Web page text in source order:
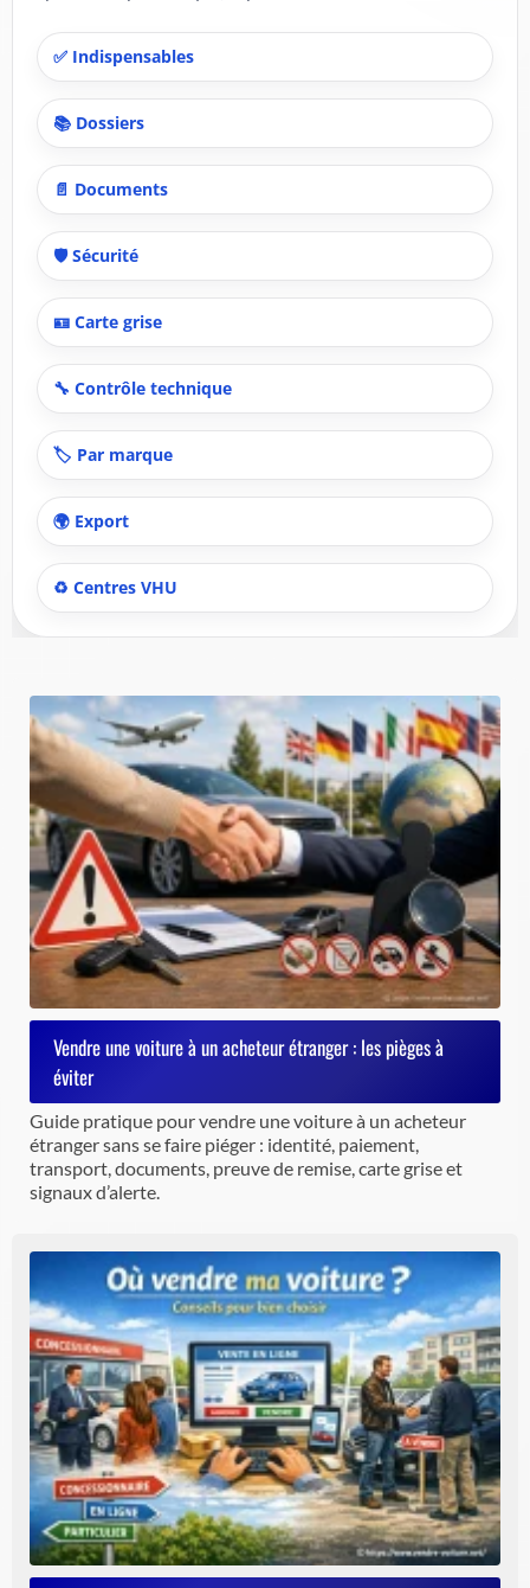
✅ Indispensables
📚 Dossiers
📄 Documents
🛡️ Sécurité
🪪 Carte grise
🔧 Contrôle technique
🏷️ Par marque
🌍 Export
♻️ Centres VHU
Vendre une voiture à un acheteur étranger : les pièges à
éviter
Guide pratique pour vendre une voiture à un acheteur
étranger sans se faire piéger : identité, paiement,
transport, documents, preuve de remise, carte grise et
signaux d’alerte.